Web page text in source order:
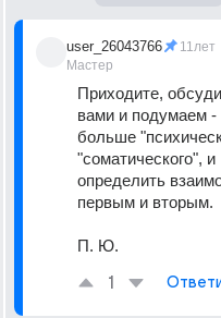
user_26043766
Мастер
11лет
Приходите,
вами и подумаем -
больше
"соматического",
определить
первым и вторым.
П. Ю.
1